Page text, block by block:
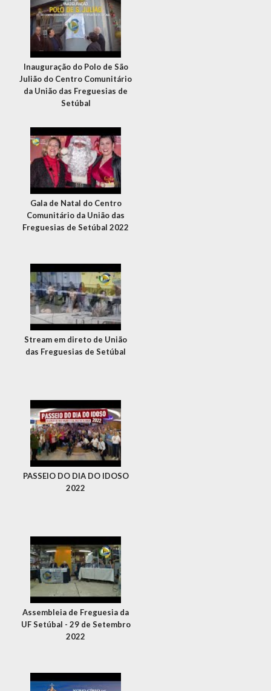
Inauguração do Polo de São
Julião do Centro Comunitário
da União das Freguesias de
Setúbal
Gala de Natal do Centro
Comunitário da União das
Freguesias de Setúbal 2022
Stream em direto de União
das Freguesias de Setúbal
PASSEIO DO DIA DO IDOSO
2022
Assembleia de Freguesia da
UF Setúbal - 29 de Setembro
2022